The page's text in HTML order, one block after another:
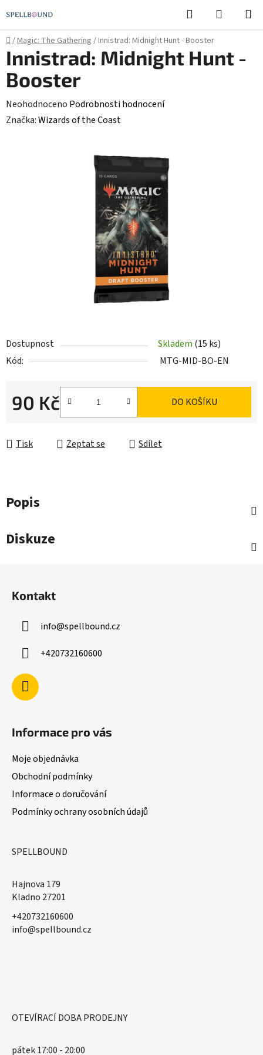
na
obsah
Hledat
KOŠÍK
Domů
/Magic: The Gathering /Innistrad: Midnight Hunt - Booster
Dostupnost Skladem (15 ks)
Kód:
MTG-MID-BO-EN
90 Kč DO KOŠÍKU
Tisk Zeptat se Sdílet
Innistrad: Midnight Hunt -
Booster
Průměrné
hodnocení
Neohodnoceno Podrobnosti hodnocení
Značka:Wizards of the Coast
Popis
Diskuze
Kontakt
info@spellbound.cz
+420732160600
Informace pro vás
Moje objednávka
Obchodní podmínky
Informace o doručování
Podmínky ochrany osobních údajů
SPELLBOUND
Hajnova 179
Kladno 27201
+420732160600
​info@spellbound.cz
OTEVÍRACÍ DOBA PRODEJNY
pátek 17:00 - 20:00